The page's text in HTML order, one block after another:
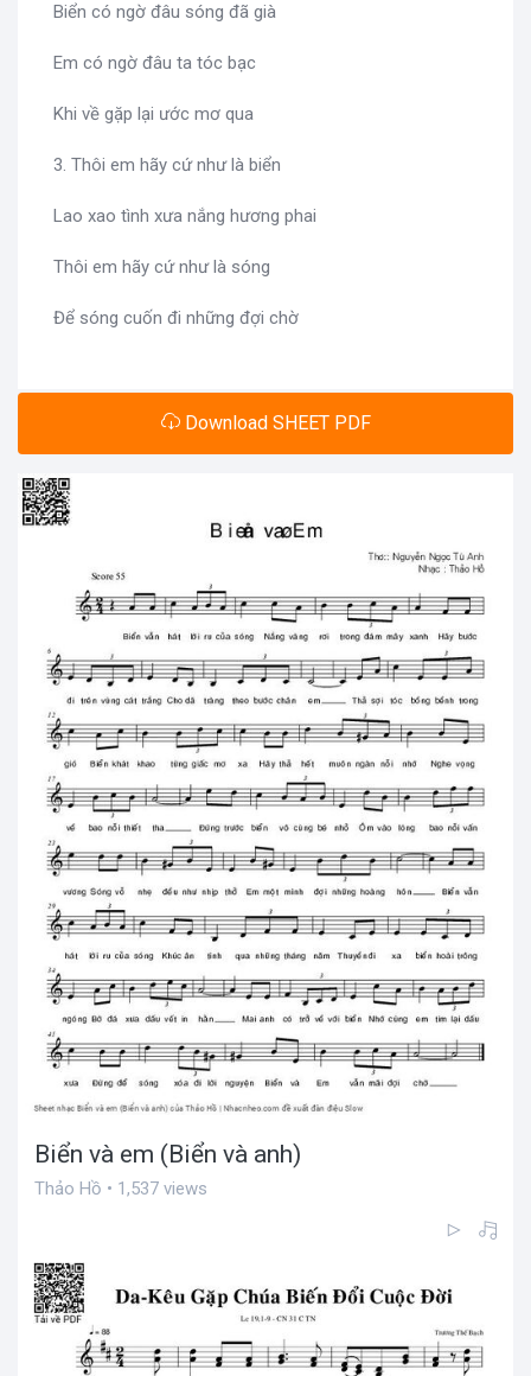
Biển có ngờ đâu sóng đã già
Em có ngờ đâu ta tóc bạc
Khi về gặp lại ước mơ qua
3. Thôi em hãy cứ như là biển
Lao xao tình xưa nắng hương phai
Thôi em hãy cứ như là sóng
Để sóng cuốn đi những đợi chờ
Download SHEET PDF
Biển và em (Biển và anh)
Thảo Hồ • 1,537 views